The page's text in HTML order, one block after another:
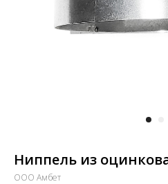
Ниппель из
ООО Амбет